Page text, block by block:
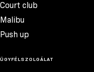
Court club
Malibu
Push up
ÜGYFÉLSZOLGÁLAT